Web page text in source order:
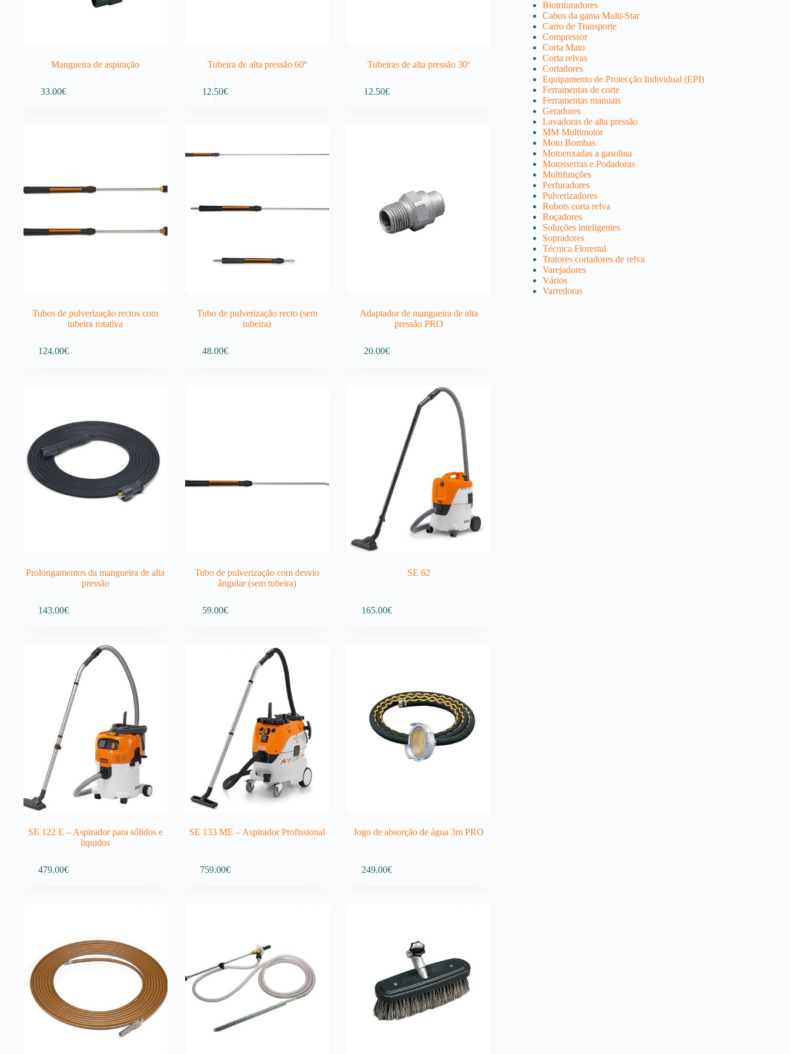
Mangueira de aspiração
33.00€
Tubeira de alta pressão 60º
12.50€
Tubeiras de alta pressão 30º
12.50€
Tubos de pulverização rectos com
tubeira rotativa
124.00€
Tubo de pulverização recto (sem
tubeira)
48.00€
Adaptador de mangueira de alta
pressão PRO
20.00€
Prolongamentos da mangueira de alta
pressão
143.00€
Tubo de pulverização com desvio
ângular (sem tubeira)
59.00€
SE 62
165.00€
SE 122 E – Aspirador para sólidos e
liquidos
479.00€
SE 133 ME – Aspirador Profissional
759.00€
Jogo de absorção de água 3m PRO
249.00€
Biotrituradores
Cabos da gama Multi-Star
Carro de Transporte
Compressor
Corta Mato
Corta relvas
Cortadores
Equipamento de Protecção Individual (EPI)
Ferramentas de corte
Ferramentas manuais
Geradores
Lavadoras de alta pressão
MM Multimotor
Moto Bombas
Motoenxadas a gasolina
Motosserras e Podadoras
Multifunções
Perfuradores
Pulverizadores
Robots corta relva
Roçadores
Soluções inteligentes
Sopradores
Técnica Florestal
Tratores cortadores de relva
Varejadores
Vários
Varredoras